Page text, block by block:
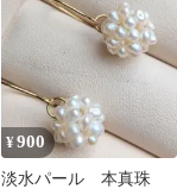
¥900
淡水パール 本真珠